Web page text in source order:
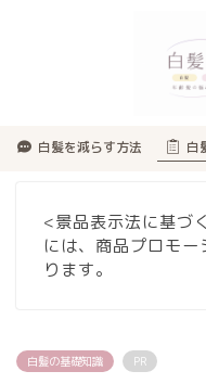
白髪を減らす方法 白
<景品表示法に基づ
には、商品プロモ
ります。
白髪の基礎知識 PR